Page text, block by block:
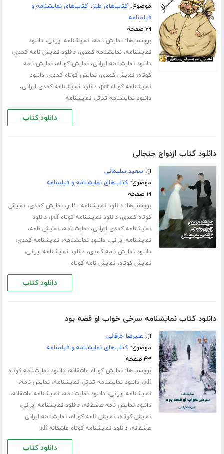
موضوع:کتاب‌های طنز،کتاب‌های نمایشنامه و
فیلمنامه
۶۹ صفحه
برچسب‌ها:نمایش نامه،نمایشنامه ایرانی،دانلود
نمایشنامه،نمایشنامه کمدی،دانلود نمایش نامه کمدی،
دانلود نمایشنامه ایرانی،نمایش کوتاه،نمایش نامه
کوتاه،نمایش کمدی،نمایش کوتاه کمدی،دانلود
نمایشنامه کوتاه pdf
،دانلود نمایشنامه کمدی ایرانی،
دانلود نمایشنامه تئاتر،نمایشنامه
دانلود کتاب
دانلود کتاب ازدواج جنجالی
از:سعید سلیمانی
موضوع:کتاب‌های نمایشنامه و فیلمنامه
۱۹ صفحه
برچسب‌ها:دانلود نمایشنامه تئاتر،نمایش کمدی،نمایش
کوتاه کمدی،دانلود نمایشنامه کوتاه pdf ،دانلود
نمایشنامه کمدی ایرانی،نمایشنامه،نمایش نامه،
نمایشنامه ایرانی،دانلود نمایشنامه،نمایشنامه کمدی،
دانلود نمایش نامه کمدی،دانلود نمایشنامه ایرانی،
نمایش کوتاه،نمایش نامه کوتاه
دانلود کتاب
دانلود کتاب نمایشنامه سرخی خواب او قصه بود
از: علیرضا خرقانی
موضوع:کتاب‌های نمایشنامه و فیلمنامه
۴۳ صفحه
برچسب‌ها:نمایش کوتاه عاشقانه،دانلود نمایشنامه کوتاه
pdf،دانلود نمایشنامه تئاتر،نمایشنامه،نمایش نامه،
نمایشنامه ایرانی،دانلود نمایشنامه،نمایشنامه عاشقانه،
دانلود نمایش نامه عاشقانه،دانلود نمایشنامه ایرانی،
نمایش کوتاه،نمایش نامه کوتاه،نمایشنامه ایرانی
عاشقانه،دانلود نمایشنامه کوتاه عاشقانه pdf
دانلود کتاب